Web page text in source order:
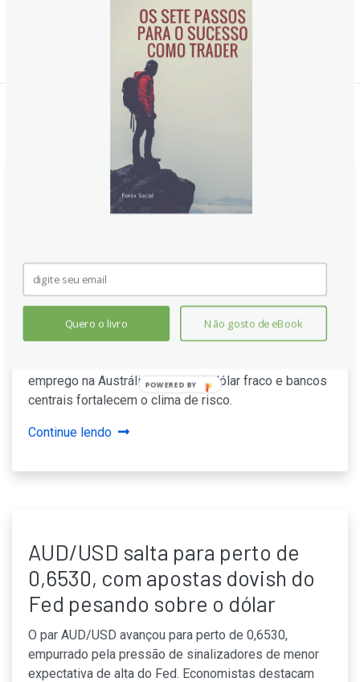
Notícias Relacionadas:
AUD/USD salta para perto de
0,6670 com apostas dovish do
mercado
O AUD/USD avança próximo de 0,6670, impulsionado
pela indicação de política dovish do Fed e pelo humor
positivo dos investidores. Espera-se cortes de juros
emprego na Austrália no radar. O dólar fraco e bancos
centrais fortalecem o clima de risco.
Continue lendo
AUD/USD salta para perto de
0,6530, com apostas dovish do
Fed pesando sobre o dólar
O par AUD/USD avançou para perto de 0,6530,
empurrado pela pressão de sinalizadores de menor
expectativa de alta do Fed. Economistas destacam
Quero o livro Não gosto de eBook
POWERED BY